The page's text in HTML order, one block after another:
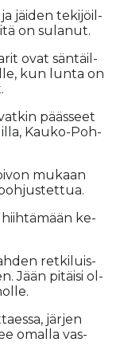
jäi­den te­ki­jöil­
on su­la­nut.
ovat sän­täil­
kun lun­ta on
pääs­seet
Kau­ko-Poh­
mu­kaan
hiih­tä­mään ke­
ret­ki­luis­
Jään pi­täi­si ol­
jär­jen
omal­la vas­